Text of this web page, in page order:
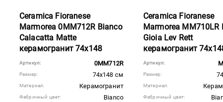
Ceramica Fioranese
Marmorea 0MM712R Bianco
Calacatta Matte
керамогранит 74x148
Артикул: 0MM712R
Размер: 74x148 см
Материал: Керамогранит
Фабричный цвет: Bianco
Ceramica Fioranese
Marmorea MM710LR
Gioia Lev Rett
керамогранит
Артикул:
Размер:
Материал:
Фабричный цвет: